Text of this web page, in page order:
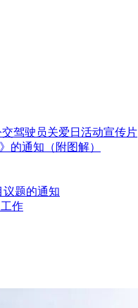
驾驶员关爱日活动宣传片
的通知（附图解）
议题的通知
作